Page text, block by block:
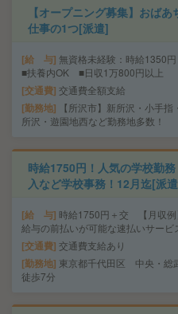
【オープニング募集】おば
仕事の1つ[派遣]
給 与 無資格未経験：時給1350
■扶養内OK ■日収1万800円以上
交通費 交通費全額支給
勤務地
【所沢市】新所沢・小手
所沢・遊園地西など勤務地多数！
時給1750円！人気の学校勤
入など学校事務！12月迄[派
給 与 時給1750円＋交 【月収
給与の前払いが可能な速払いサービ
交通費 交通費支給あり
勤務地 東京都千代田区 中央・総
徒歩7分